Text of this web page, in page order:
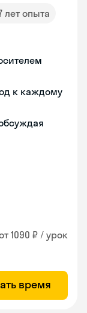
лет опыта
к каждому
1090 ₽ / урок
время